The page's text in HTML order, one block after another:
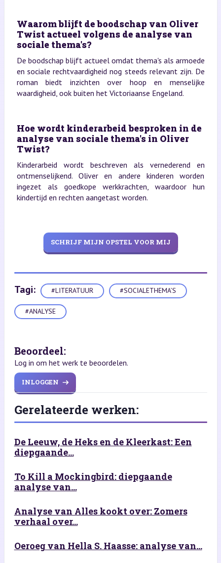
Waarom blijft de boodschap van Oliver
Twist actueel volgens de analyse van
sociale thema's?
De boodschap blijft actueel omdat thema's als armoede
en sociale rechtvaardigheid nog steeds relevant zijn. De
roman biedt inzichten over hoop en menselijke
waardigheid, ook buiten het Victoriaanse Engeland.
Hoe wordt kinderarbeid besproken in de
analyse van sociale thema's in Oliver
Twist?
Kinderarbeid wordt beschreven als vernederend en
ontmenselijkend. Oliver en andere kinderen worden
ingezet als goedkope werkkrachten, waardoor hun
kindertijd en rechten aangetast worden.
SCHRIJF MIJN OPSTEL VOOR MIJ
Tagi: #LITERATUUR #SOCIALETHEMA’S
#ANALYSE
Beoordeel:
Log in om het werk te beoordelen.
INLOGGEN
Gerelateerde werken:
De Leeuw, de Heks en de Kleerkast: Een
diepgaande...
To Kill a Mockingbird: diepgaande
analyse van...
Analyse van Alles kookt over: Zomers
verhaal over...
Oeroeg van Hella S. Haasse: analyse van...